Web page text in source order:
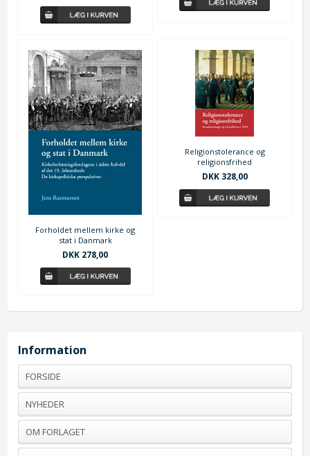
Forholdet mellem kirke og
stat i Danmark
DKK 278,00
Religionstolerance og
religionsfrihed
DKK 328,00
Information
FORSIDE
NYHEDER
OM FORLAGET